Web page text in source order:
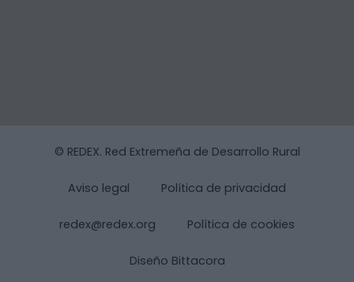
© REDEX. Red Extremeña de Desarrollo Rural
Aviso legal Política de privacidad
redex@redex.org Política de cookies
Diseño Bittacora